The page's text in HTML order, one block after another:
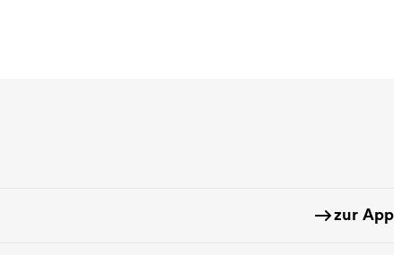
zur App